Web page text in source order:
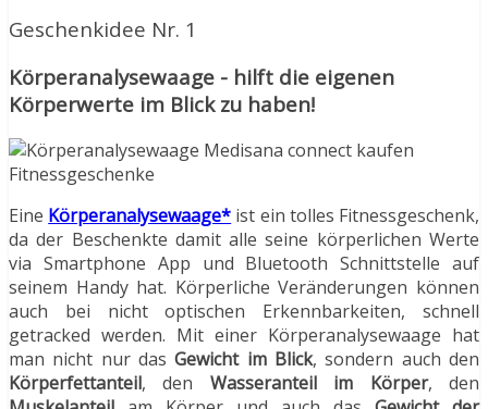
Geschenkidee Nr. 1
Körperanalysewaage - hilft die eigenen
Körperwerte im Blick zu haben!
Eine Körperanalysewaage* ist ein tolles Fitnessgeschenk,
da der Beschenkte damit alle seine körperlichen Werte
via Smartphone App und Bluetooth Schnittstelle auf
seinem Handy hat. Körperliche Veränderungen können
auch bei nicht optischen Erkennbarkeiten, schnell
getracked werden. Mit einer Körperanalysewaage hat
man nicht nur das Gewicht im Blick, sondern auch den
Körperfettanteil, den Wasseranteil im Körper, den